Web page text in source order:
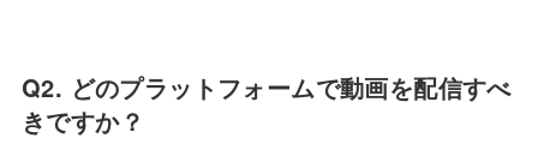
Q2. どのプラットフォームで動画を配信すべ
きですか？